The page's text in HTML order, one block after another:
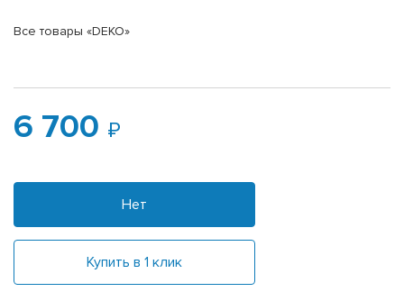
Все товары «DEKO»
6 700
Нет
Купить в 1 клик